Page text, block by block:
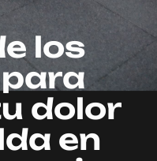
los
dolor
en